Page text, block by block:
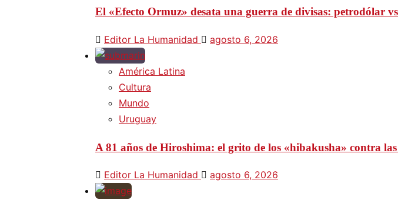
El «Efecto Ormuz» desata una guerra de divisas: petrodólar
Editor La Humanidad agosto 6, 2026
América Latina
Cultura
Mundo
Uruguay
A 81 años de Hiroshima: el grito de los «hibakusha» contra
Editor La Humanidad agosto 6, 2026